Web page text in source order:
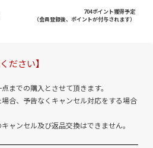
704ポイント獲得予定
（会員登録後、ポイントが付与されます）
ださい】
までの購入とさせて頂きます。
合、予告なくキャンセル対応をする場合
ャンセル及び返品交換はできません。